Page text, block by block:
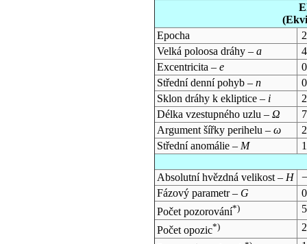
Epocha
Velká poloosa dráhy –a
Excentricita –e
Střední denní pohyb –n
Sklon dráhy k ekliptice – i
Délka vzestupného uzlu –Ω
Argument šířky perihelu –ω
Střední anomálie – M
Absolutní hvězdná velikost – H
Fázový parametr – G
Počet pozorování*)
Počet opozic*)